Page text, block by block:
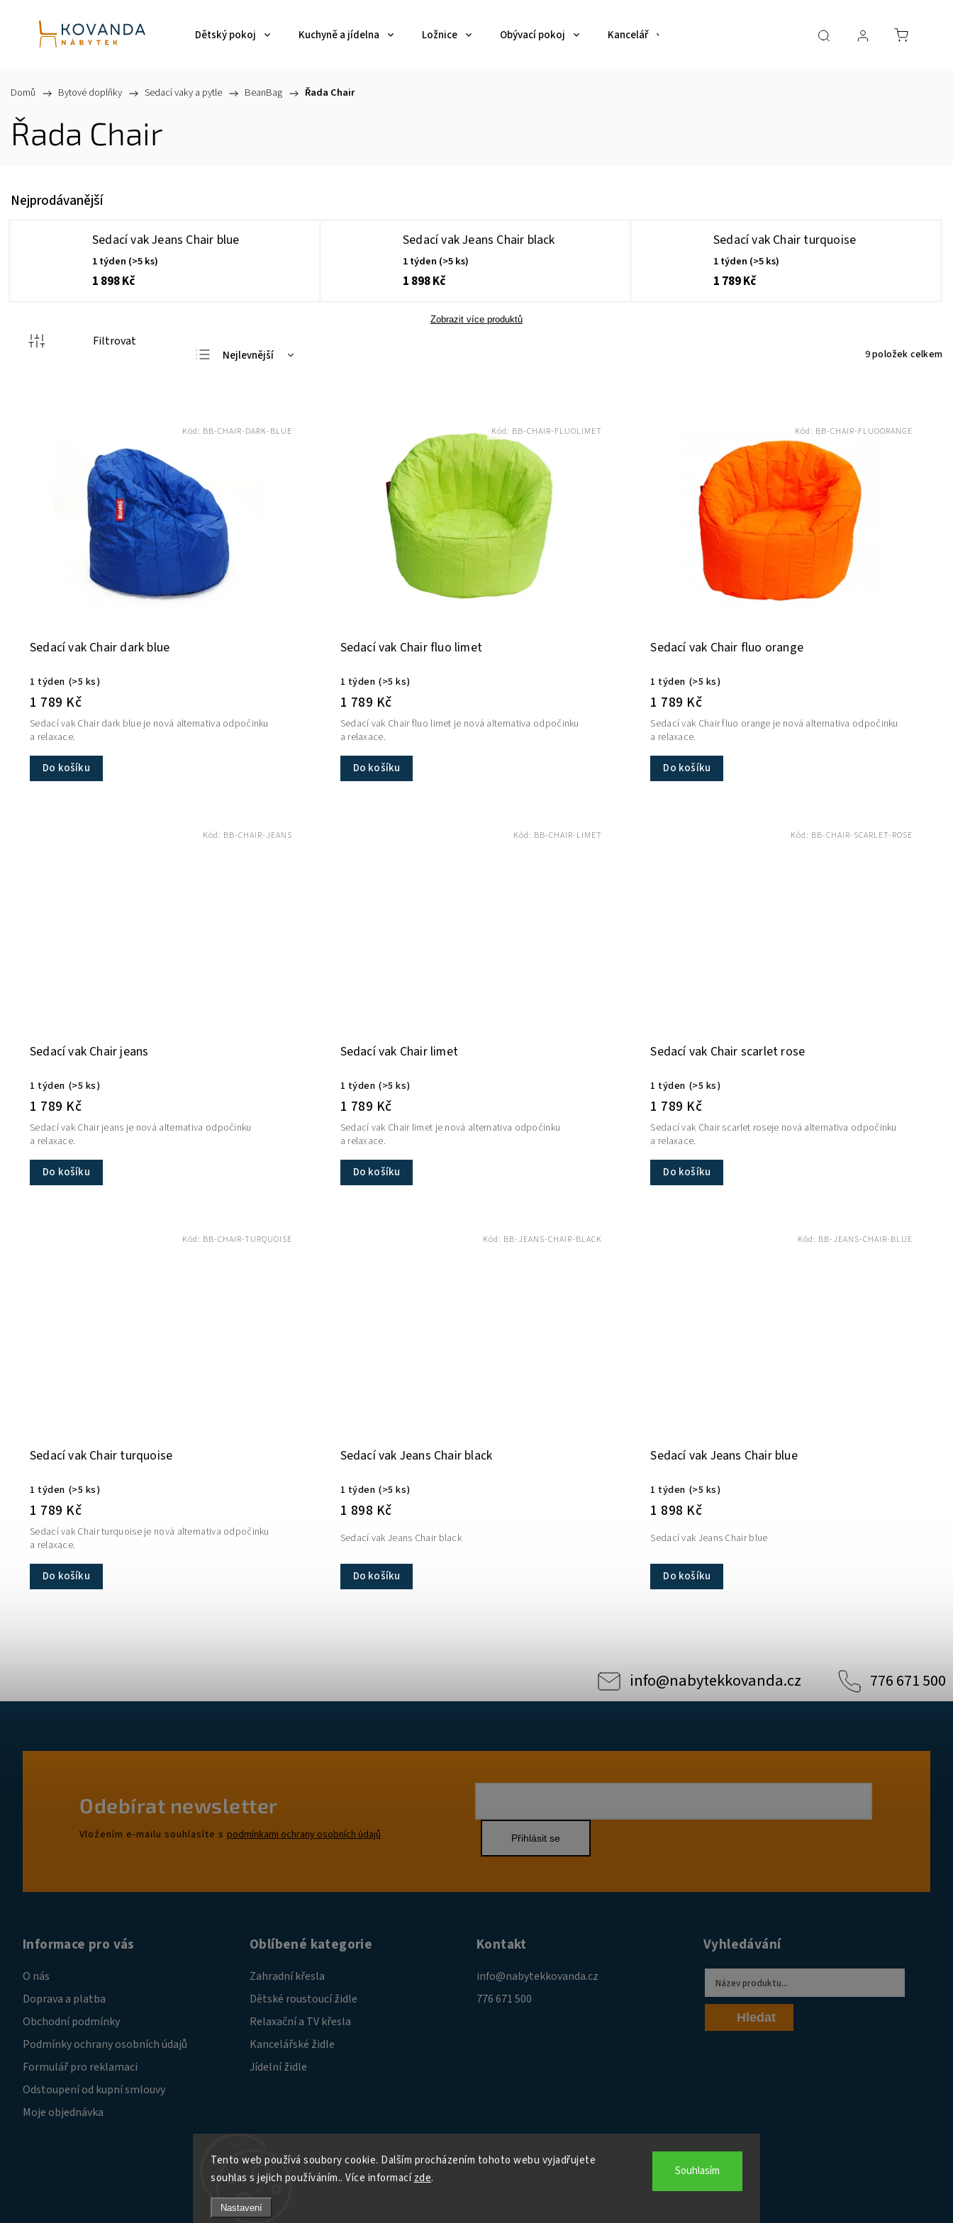
Tento web používá soubory cookie. Dalším procházením tohoto webu vyjadřujete
souhlas s jejich používáním.. Více informacízde.
Nastavení
Souhlasím
Dětský pokoj Kuchyně a jídelna Ložnice Obývací pokoj Kancelář Předsíň Restaurační
Domů / Bytové doplňky / Sedací vaky a pytle / BeanBag / Řada Chair
Řada Chair
Nejprodávanější
Sedací vak Jeans Chair blue
1 týden (>5 ks)
1 898 Kč
Sedací vak Jeans Chair black
1 týden (>5 ks)
1 898 Kč
Sedací vak Chair turquoise
1 týden (>5 ks)
1 789 Kč
Zobrazit více produktů
Nejlevnější
9položek celkem
Sedací vak Chair dark blue
1 týden (>5 ks)
1 789 Kč
Do košíku
Sedací vak Chair dark blue je nová alternativa odpočinku
a relaxace.
Kód: BB-CHAIR-DARK-BLUE
Sedací vak Chair fluo limet
1 týden (>5 ks)
1 789 Kč
Do košíku
Sedací vak Chair fluo limet je nová alternativa odpočinku
a relaxace.
Kód: BB-CHAIR-FLUOLIMET
Sedací vak Chair fluo orange
1 týden (>5 ks)
1 789 Kč
Do košíku
Sedací vak Chair fluo orange je nová alternativa odpočinku
a relaxace.
Kód: BB-CHAIR-FLUOORANGE
Sedací vak Chair jeans
1 týden (>5 ks)
1 789 Kč
Do košíku
Sedací vak Chair jeans je nová alternativa odpočinku
a relaxace.
Kód: BB-CHAIR-JEANS
Sedací vak Chair limet
1 týden (>5 ks)
1 789 Kč
Do košíku
Sedací vak Chair limet je nová alternativa odpočinku
a relaxace.
Kód: BB-CHAIR-LIMET
Sedací vak Chair scarlet rose
1 týden (>5 ks)
1 789 Kč
Do košíku
Sedací vak Chair scarlet roseje nová alternativa odpočinku
a relaxace.
Kód: BB-CHAIR-SCARLET-ROSE
Sedací vak Chair turquoise
1 týden (>5 ks)
1 789 Kč
Do košíku
Sedací vak Chair turquoise je nová alternativa odpočinku
a relaxace.
Kód: BB-CHAIR-TURQUOISE
Sedací vak Jeans Chair black
1 týden (>5 ks)
1 898 Kč
Do košíku
Sedací vak Jeans Chair black
Kód: BB-JEANS-CHAIR-BLACK
Sedací vak Jeans Chair blue
1 týden (>5 ks)
1 898 Kč
Do košíku
Sedací vak Jeans Chair blue
Kód: BB-JEANS-CHAIR-BLUE
info@nabytekkovanda.cz 776 671 500
Odebírat newsletter
Vložením e-mailu souhlasíte s podmínkami ochrany osobních údajů Přihlásit se
Informace pro vás
O nás
Doprava a platba
Obchodní podmínky
Podmínky ochrany osobních údajů
Formulář pro reklamaci
Odstoupení od kupní smlouvy
Moje objednávka
Oblíbené kategorie
Zahradní křesla
Dětské roustoucí židle
Relaxační a TV křesla
Kancelářské židle
Jídelní židle
Kontakt
info@nabytekkovanda.cz
776 671 500
Vyhledávání
Hledat
Copyright 2026Nábytek Kovanda